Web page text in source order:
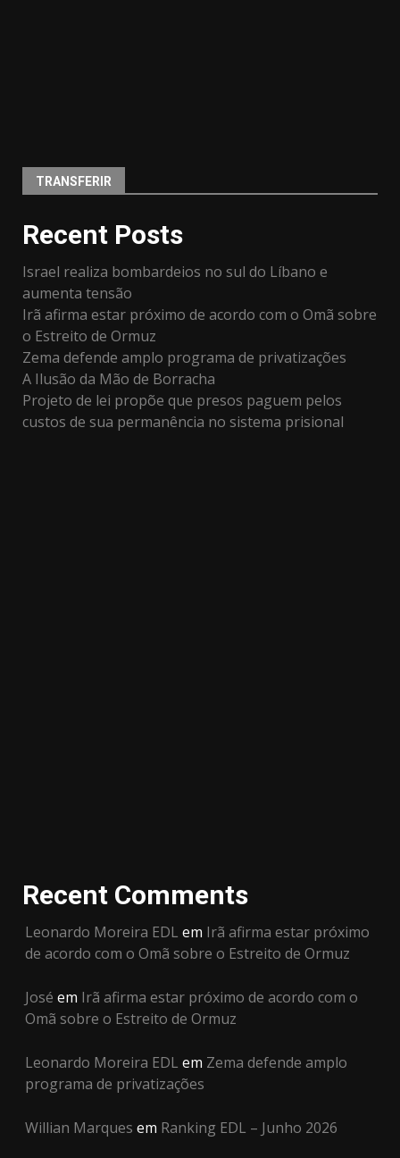
TRANSFERIR
Recent Posts
Israel realiza bombardeios no sul do Líbano e
aumenta tensão
Irã afirma estar próximo de acordo com o Omã sobre
o Estreito de Ormuz
Zema defende amplo programa de privatizações
A Ilusão da Mão de Borracha
Projeto de lei propõe que presos paguem pelos
custos de sua permanência no sistema prisional
Recent Comments
Leonardo Moreira EDL em Irã afirma estar próximo
de acordo com o Omã sobre o Estreito de Ormuz
José em Irã afirma estar próximo de acordo com o
Omã sobre o Estreito de Ormuz
Leonardo Moreira EDL em Zema defende amplo
programa de privatizações
Willian Marques em Ranking EDL – Junho 2026